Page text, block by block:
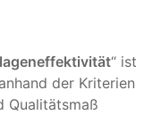
“ ist
der Kriterien
Qualitätsmaß